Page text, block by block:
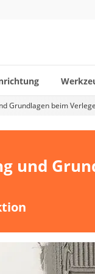
Grundlagen beim
und